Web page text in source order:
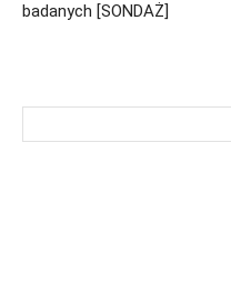
badanych [SONDAŻ]